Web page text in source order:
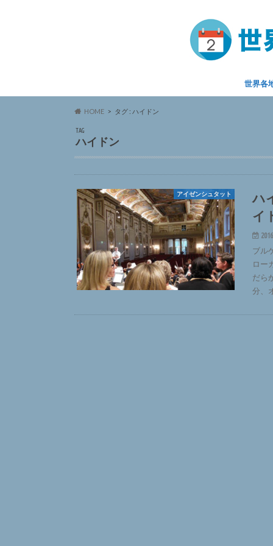
世界各
HOME タグ : ハイドン
TAG
ハイドン
アイゼンシュタット
ハ
イ
ブル
ロー
だら
分、